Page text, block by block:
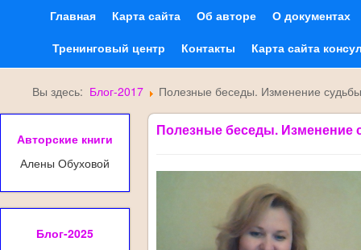
Главная Карта сайта Об авторе
О документах
Тренинговый центр
Контакты Карта сайта
Вы здесь: Блог-2017 Полезные беседы. Изменение
Авторские книги
Алены Обуховой
Блог-2025
Полезные беседы. Изменение